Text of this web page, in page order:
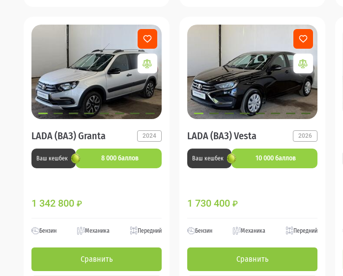
LADA (ВАЗ) Granta 2024
Ваш кешбек 8 000 баллов
1 342 800 ₽
Бензин Механика Передний
Сравнить
LADA (ВАЗ) Vesta 2026
Ваш кешбек 10 000 баллов
1 730 400 ₽
Бензин Механика Передний
Сравнить